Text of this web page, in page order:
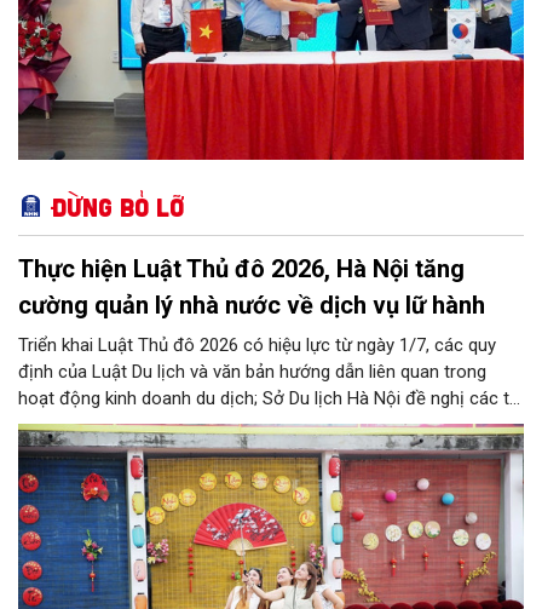
Đừng bỏ lỡ
Thực hiện Luật Thủ đô 2026, Hà Nội tăng
cường quản lý nhà nước về dịch vụ lữ hành
Triển khai Luật Thủ đô 2026 có hiệu lực từ ngày 1/7, các quy
định của Luật Du lịch và văn bản hướng dẫn liên quan trong
hoạt động kinh doanh du dịch; Sở Du lịch Hà Nội đề nghị các tổ
chức, đơn vị, doanh nghiệp kinh doanh dịch vụ lữ hành trên địa
bàn thành phố thực hiện một số nội dung quan trọng. Qua đó
góp phần thực hiện thắng lợi các mục tiêu phát triển du lịch Hà
Nội năm 2026 và giai đoạn tiếp theo.